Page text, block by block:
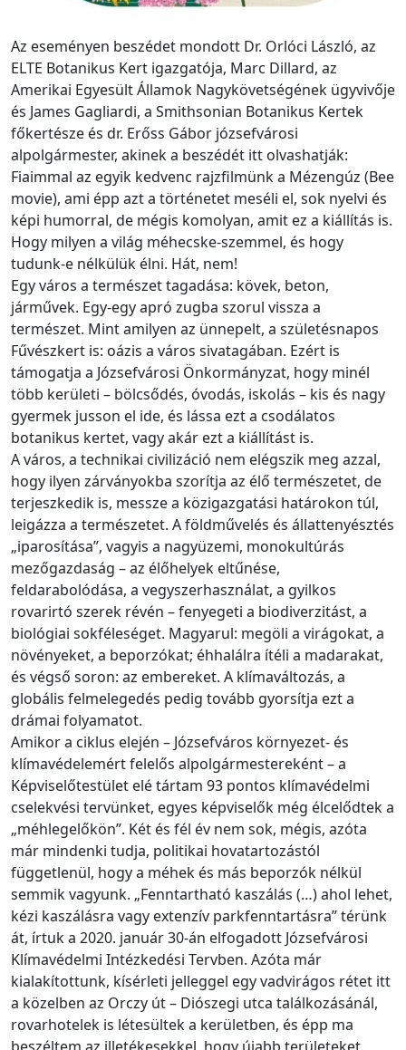
Az eseményen beszédet mondott Dr. Orlóci László, az
ELTE Botanikus Kert igazgatója, Marc Dillard, az
Amerikai Egyesült Államok Nagykövetségének ügyvivője
és James Gagliardi, a Smithsonian Botanikus Kertek
főkertésze és dr. Erőss Gábor józsefvárosi
alpolgármester, akinek a beszédét itt olvashatják:
Fiaimmal az egyik kedvenc rajzfilmünk a Mézengúz (Bee
movie), ami épp azt a történetet meséli el, sok nyelvi és
képi humorral, de mégis komolyan, amit ez a kiállítás is.
Hogy milyen a világ méhecske-szemmel, és hogy
tudunk-e nélkülük élni. Hát, nem!
Egy város a természet tagadása: kövek, beton,
járművek. Egy-egy apró zugba szorul vissza a
természet. Mint amilyen az ünnepelt, a születésnapos
Fűvészkert is: oázis a város sivatagában. Ezért is
támogatja a Józsefvárosi Önkormányzat, hogy minél
több kerületi – bölcsődés, óvodás, iskolás – kis és nagy
gyermek jusson el ide, és lássa ezt a csodálatos
botanikus kertet, vagy akár ezt a kiállítást is.
A város, a technikai civilizáció nem elégszik meg azzal,
hogy ilyen zárványokba szorítja az élő természetet, de
terjeszkedik is, messze a közigazgatási határokon túl,
leigázza a természetet. A földművelés és állattenyésztés
„iparosítása”, vagyis a nagyüzemi, monokultúrás
mezőgazdaság – az élőhelyek eltűnése,
feldarabolódása, a vegyszerhasználat, a gyilkos
rovarirtó szerek révén – fenyegeti a biodiverzitást, a
biológiai sokféleséget. Magyarul: megöli a virágokat, a
növényeket, a beporzókat; éhhalálra ítéli a madarakat,
és végső soron: az embereket. A klímaváltozás, a
globális felmelegedés pedig tovább gyorsítja ezt a
drámai folyamatot.
Amikor a ciklus elején – Józsefváros környezet- és
klímavédelemért felelős alpolgármestereként – a
Képviselőtestület elé tártam 93 pontos klímavédelmi
cselekvési tervünket, egyes képviselők még élcelődtek a
„méhlegelőkön”. Két és fél év nem sok, mégis, azóta
már mindenki tudja, politikai hovatartozástól
függetlenül, hogy a méhek és más beporzók nélkül
semmik vagyunk. „Fenntartható kaszálás (…) ahol lehet,
kézi kaszálásra vagy extenzív parkfenntartásra” térünk
át, írtuk a 2020. január 30-án elfogadott Józsefvárosi
Klímavédelmi Intézkedési Tervben. Azóta már
kialakítottunk, kísérleti jelleggel egy vadvirágos rétet itt
a közelben az Orczy út – Diószegi utca találkozásánál,
rovarhotelek is létesültek a kerületben, és épp ma